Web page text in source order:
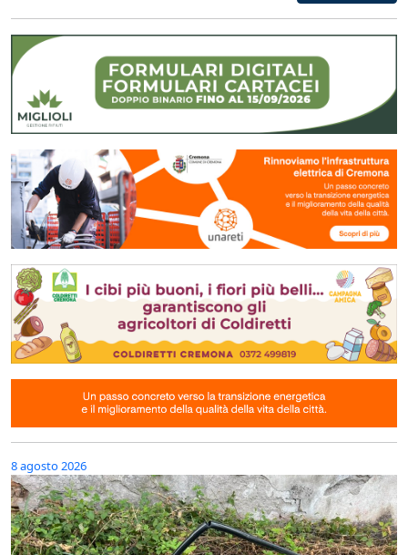
8 agosto 2026